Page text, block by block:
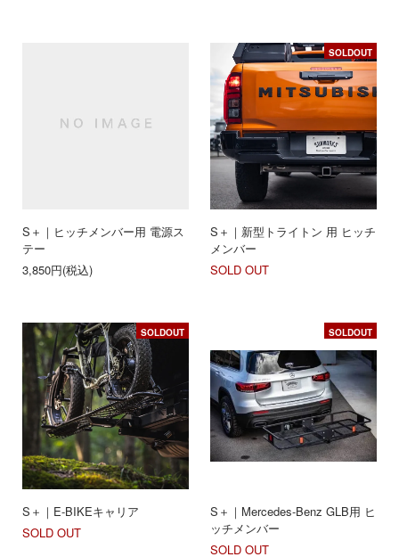
S＋｜ヒッチメンバー用 電源ス
テー
3,850円(税込)
SOLDOUT
S＋｜新型トライトン 用 ヒッチ
メンバー
SOLD OUT
SOLDOUT
S＋｜E-BIKEキャリア
SOLD OUT
SOLDOUT
S＋｜Mercedes-Benz GLB用 ヒ
ッチメンバー
SOLD OUT